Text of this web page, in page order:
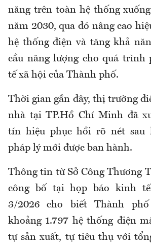
năng trên toàn hệ thống
năm 2030, qua đó nâng cao
hệ thống điện và tăng khả
cầu năng lượng cho quá
tế xã hội của Thành phố.
Thời gian gần đây, thị trường
nhà tại TP.Hồ Chí Minh đã
tín hiệu phục hồi rõ nét sau
pháp lý mới được ban hành.
Thông tin từ Sở Công Thương
công bố tại họp báo kinh
3/2026 cho biết Thành
khoảng 1.797 hệ thống điện
tự sản xuất, tự tiêu thụ với